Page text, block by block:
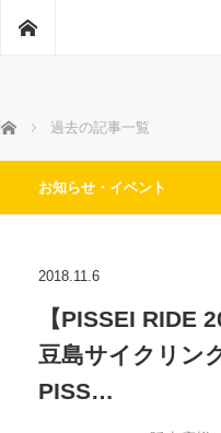
ホーム 過去の記事一覧
お知らせ・イベント
2018.11.6
【PISSEI RIDE
豆島サイクリン
PISS…